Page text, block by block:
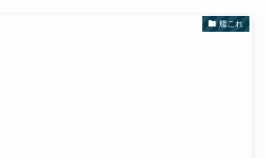
艦これ